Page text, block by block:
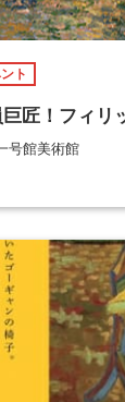
ト
匠！フィリ
号館美術館